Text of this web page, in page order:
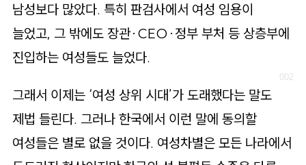
남성보다 많았다. 특히 판검사에서 여성 임용이
늘었고, 그 밖에도 장관·CEO·정부 부처 등 상층부에
진입하는 여성들도 늘었다.
그래서 이제는 ‘여성 상위 시대’가 도래했다는 말도
제법 들린다. 그러나 한국에서 이런 말에 동의할
여성들은 별로 없을 것이다. 여성차별은 모든 나라에서